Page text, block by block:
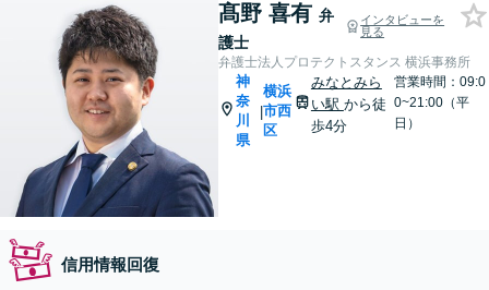
髙野 喜有 弁
護士
インタビューを
見る
弁護士法人プロテクトスタンス 横浜事務所
神
奈
川
県
|
横浜
市西
区
みなとみら
い駅 から徒
歩4分
営業時間：09:0
0~21:00（平
日）
信用情報回復